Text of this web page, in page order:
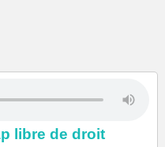
libre de droit